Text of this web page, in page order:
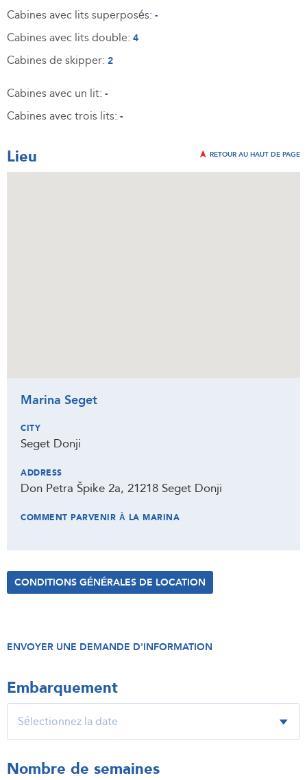
Cabines avec lits superposés: -
Cabines avec lits double: 4
Cabines de skipper: 2
Cabines avec un lit: -
Cabines avec trois lits: -
Lieu RETOUR AU HAUT DE PAGE
Marina Seget
CITY
Seget Donji
ADDRESS
Don Petra Špike 2a, 21218 Seget Donji
COMMENT PARVENIR À LA MARINA
CONDITIONS GÉNÉRALES DE LOCATION
ENVOYER UNE DEMANDE D'INFORMATION
Embarquement
Nombre de semaines